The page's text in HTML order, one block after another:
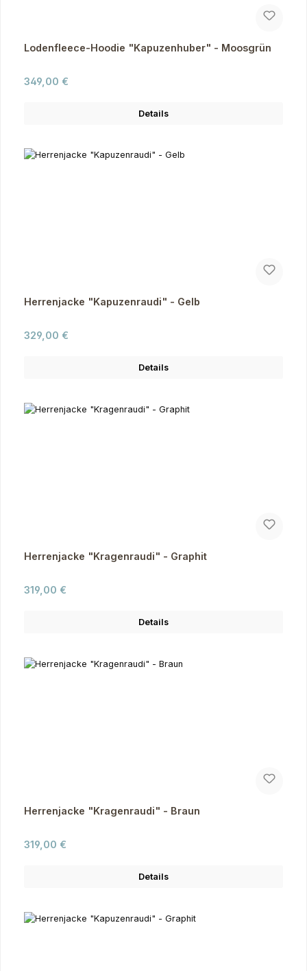
Lodenfleece-Hoodie "Kapuzenhuber" - Moosgrün
Regulärer Preis:
349,00 €
Details
Herrenjacke "Kapuzenraudi" - Gelb
Regulärer Preis:
329,00 €
Details
Herrenjacke "Kragenraudi" - Graphit
Regulärer Preis:
319,00 €
Details
Herrenjacke "Kragenraudi" - Braun
Regulärer Preis:
319,00 €
Details